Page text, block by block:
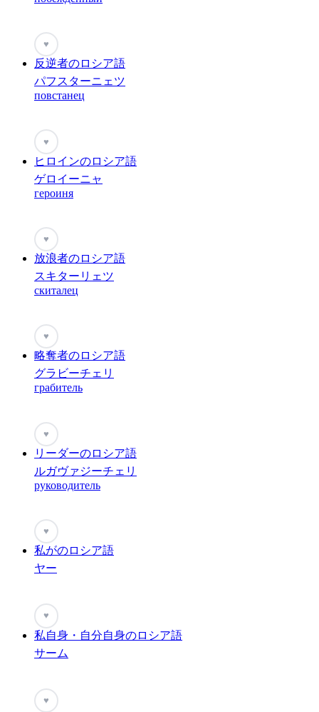
♥
反逆者のロシア語
パフスターニェツ
повстанец
♥
ヒロインのロシア語
ゲロイーニャ
героиня
♥
放浪者のロシア語
スキターリェツ
скиталец
♥
略奪者のロシア語
グラビーチェリ
грабитель
♥
リーダーのロシア語
ルガヴァジーチェリ
руководитель
♥
私がのロシア語
ヤー
♥
私自身・自分自身のロシア語
サーム
♥